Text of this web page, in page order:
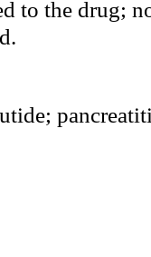
to the drug;